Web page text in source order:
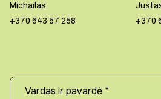
Michailas
+370 643 57 258
+370